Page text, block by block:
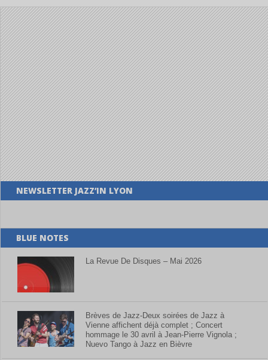
NEWSLETTER JAZZ’IN LYON
BLUE NOTES
La Revue De Disques – Mai 2026
Brèves de Jazz-Deux soirées de Jazz à
Vienne affichent déjà complet ; Concert
hommage le 30 avril à Jean-Pierre Vignola ;
Nuevo Tango à Jazz en Bièvre